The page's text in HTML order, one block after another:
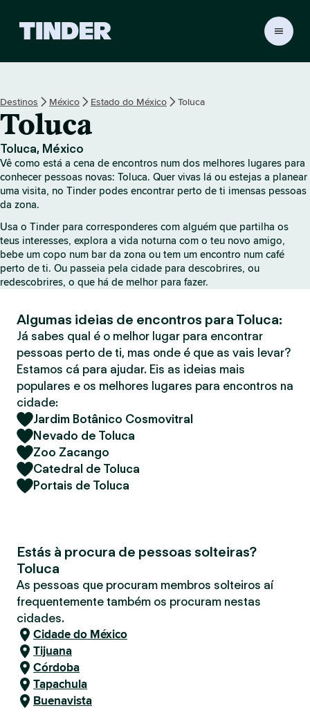
a
c
a
o
T
i
n
r
Destinos México Estado do México Toluca
Toluca
Toluca, México
Vê como está a cena de encontros num dos melhores lugares para
conhecer pessoas novas: Toluca. Quer vivas lá ou estejas a planear
uma visita, no Tinder podes encontrar perto de ti imensas pessoas
da zona.
Usa o Tinder para corresponderes com alguém que partilha os
teus interesses, explora a vida noturna com o teu novo amigo,
bebe um copo num bar da zona ou tem um encontro num café
perto de ti. Ou passeia pela cidade para descobrires, ou
redescobrires, o que há de melhor para fazer.
Algumas ideias de encontros para Toluca:
Já sabes qual é o melhor lugar para encontrar
pessoas perto de ti, mas onde é que as vais levar?
Estamos cá para ajudar. Eis as ideias mais
populares e os melhores lugares para encontros na
cidade:
Jardim Botânico Cosmovitral
Nevado de Toluca
Zoo Zacango
Catedral de Toluca
Portais de Toluca
Estás à procura de pessoas solteiras?
Toluca
As pessoas que procuram membros solteiros aí
frequentemente também os procuram nestas
cidades.
Cidade do México
Tijuana
Córdoba
Tapachula
Buenavista